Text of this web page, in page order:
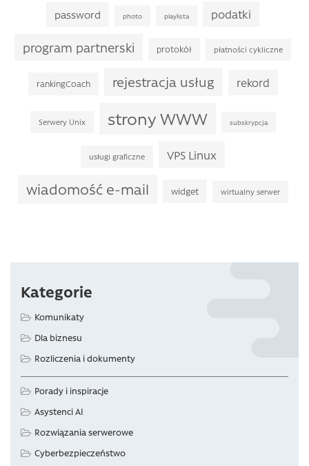
Kategorie
Komunikaty
Dla biznesu
Rozliczenia i dokumenty
Porady i inspiracje
Asystenci AI
Rozwiązania serwerowe
Cyberbezpieczeństwo
password photo playlista podatki
program partnerski protokół płatności cykliczne
rankingCoach rejestracja usług rekord
Serwery Unix strony WWW subskrypcja
usługi graficzne VPS Linux
wiadomość e-mail widget wirtualny serwer